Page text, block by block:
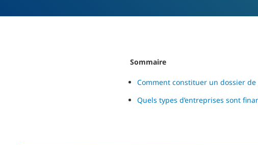
Sommaire
Comment constituer un dossier
Quels types d’entreprises sont